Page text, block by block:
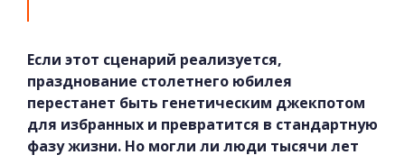
Если этот сценарий реализуется,
празднование столетнего юбилея
перестанет быть генетическим джекпотом
для избранных и превратится в стандартную
фазу жизни. Но могли ли люди тысячи лет